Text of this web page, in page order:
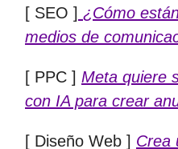
[ SEO ] ¿Cómo
medios de
[ PPC ] Meta quiere
con IA para crear
[ Diseño Web ] Crea